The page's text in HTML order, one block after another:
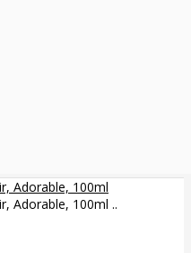
Adorable, 100ml
Adorable, 100ml ..